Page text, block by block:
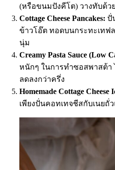
(หรือขนมปังคีโต) วางทับด้ว
Cottage Cheese Pancakes: ปั่
ข้าวโอ๊ต ทอดบนกระทะเทฟ
นุ่ม
Creamy Pasta Sauce (Low
หนักๆ ในการทำซอสพาสต้
ลดลงกว่าครึ่ง
Homemade Cottage Cheese
เพียงปั่นคอทเทจชีสกับเนย